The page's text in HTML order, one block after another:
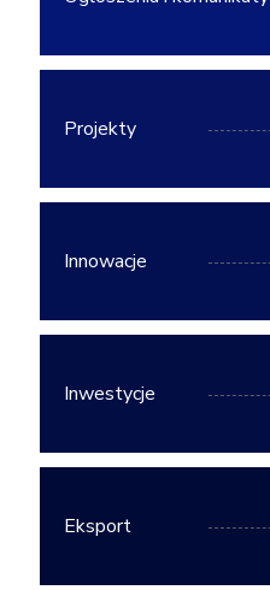
Projekty
Innowacje
Inwestycje
Eksport